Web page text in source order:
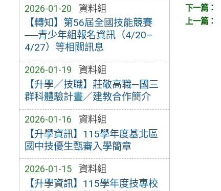
2026-01-20 資料組
【轉知】第56屆全國技能競賽
──青少年組報名資訊（4/20–
4/27）等相關訊息
2026-01-19 資料組
【升學／技職】莊敬高職—國三
群科體驗計畫／建教合作簡介
2026-01-16 資料組
【升學資訊】115學年度基北區
國中技優生甄審入學簡章
2026-01-15 資料組
【升學資訊】115學年度技專校